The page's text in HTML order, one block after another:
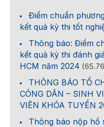
Điểm chuẩn
kết quả kỳ thi tốt
Thông báo: Điểm
kết quả kỳ thi đánh
HCM năm 2024
THÔNG BÁO TỔ
CÔNG DÂN – SINH
VIÊN KHÓA TUYỂN
Thông báo nộp hồ